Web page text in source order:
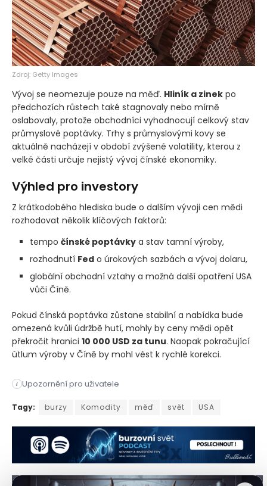
Zdroj: Getty Images
Vývoj se neomezuje pouze na měď. Hliník a zinek po
předchozích růstech také stagnovaly nebo mírně
oslabovaly, protože obchodníci vyhodnocují celkový stav
průmyslové poptávky. Trhy s průmyslovými kovy se
aktuálně nacházejí v období zvýšené volatility, kterou z
velké části určuje nejistý vývoj čínské ekonomiky.
Výhled pro investory
Z krátkodobého hlediska bude o dalším vývoji cen mědi
rozhodovat několik klíčových faktorů:
tempo čínské poptávky a stav tamní výroby,
rozhodnutí Fed o úrokových sazbách a vývoj dolaru,
globální obchodní vztahy a možná další opatření USA
vůči Číně.
Pokud čínská poptávka zůstane stabilní a nabídka bude
omezená kvůli údržbě hutí, mohly by ceny mědi opět
překročit hranici 10 000 USD za tunu. Naopak pokračující
útlum výroby v Číně by mohl vést k rychlé korekci.
i Upozornění pro uživatele
Cena mědi ve středu mírně klesla poté, co se během
Tagy: burzy Komodity měď svět USA